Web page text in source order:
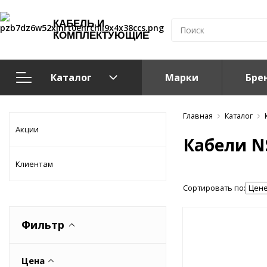
КАБЕЛЬ И
КОМПЛЕКТУЮЩИЕ
Каталог
Кабельно-проводниковая продукция
Марки
Акции
Клиентам
Фильтр
Цена
Главная Каталог
Кабели
Сортировать по: